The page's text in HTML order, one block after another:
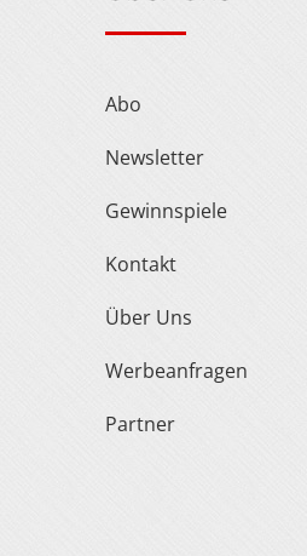
Abo
Newsletter
Gewinnspiele
Kontakt
Über Uns
Werbeanfragen
Partner